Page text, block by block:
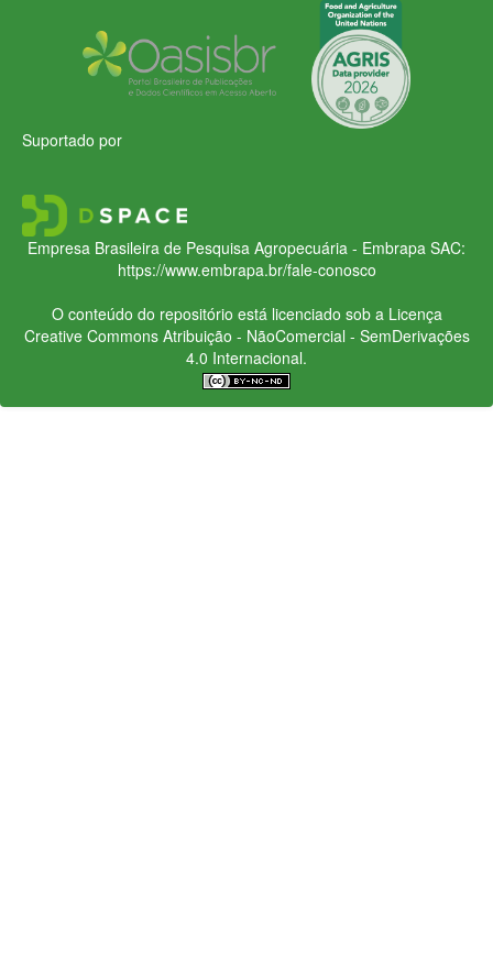
Suportado por
Empresa Brasileira de Pesquisa Agropecuária - Embrapa SAC:
https://www.embrapa.br/fale-conosco
O conteúdo do repositório está licenciado sob a Licença
Creative CommonsAtribuição - NãoComercial - SemDerivações
4.0 Internacional.